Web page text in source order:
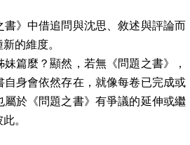
》中借追問與沈思、敘述與評論而
的維度。
篇麼？顯然，若無《問題之書》，
身會依然存在，就像每卷已完成或
於《問題之書》有爭議的延伸或繼
。